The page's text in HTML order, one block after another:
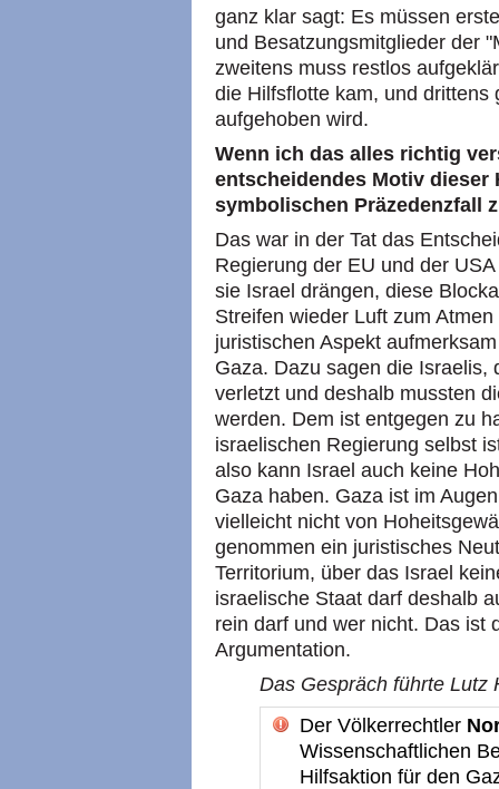
ganz klar sagt: Es müssen
und Besatzungsmitglieder der
zweitens muss restlos
die Hilfsflotte kam, und
aufgehoben wird.
Wenn ich das alles richtig
entscheidendes Motiv
symbolischen Präzedenzfall
Das war in der Tat das
Regierung der EU und der
sie Israel drängen, diese
Streifen wieder Luft zum
juristischen Aspekt
Gaza. Dazu sagen die Israelis,
verletzt und deshalb mussten
werden. Dem ist entgegen zu
israelischen Regierung selbst
also kann Israel auch keine
Gaza haben. Gaza ist im
vielleicht nicht von
genommen ein juristisches
Territorium, über das Israel
israelische Staat darf deshalb
rein darf und wer nicht. Das ist
Argumentation.
Das Gespräch führte Lutz
Der Völkerrechtler
Wissenschaftlichen
Hilfsaktion für den